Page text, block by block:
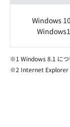
Windows 10
※1 Windows 8.1 につ
※2 Internet Explorer